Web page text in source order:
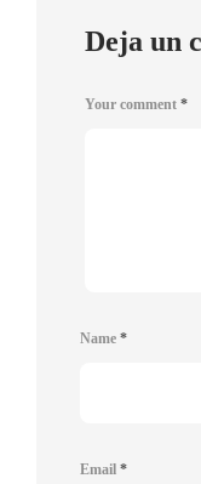
Deja un
Your comment *
Name *
Email *